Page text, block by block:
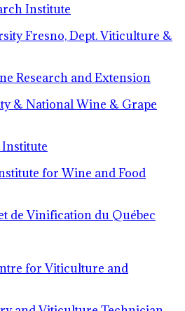
Institute
Fresno, Dept. Viticulture &
Research and Extension
& National Wine & Grape
Institute
for Wine and Food
de Vinification du Québec
for Viticulture and